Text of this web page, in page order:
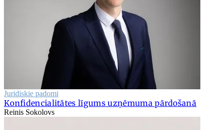
Juridiskie padomi
Konfidencialitātes līgums uzņēmuma pārdošanā
Reinis Sokolovs